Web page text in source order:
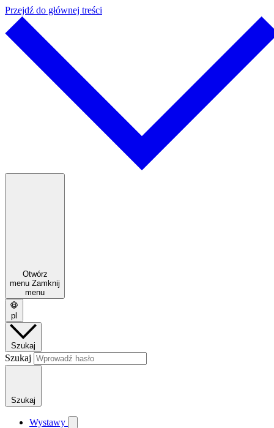
Przejdź do głównej treści
Otwórz
menu Zamknij
menu
pl
Szukaj
Szukaj
Szukaj
Wystawy